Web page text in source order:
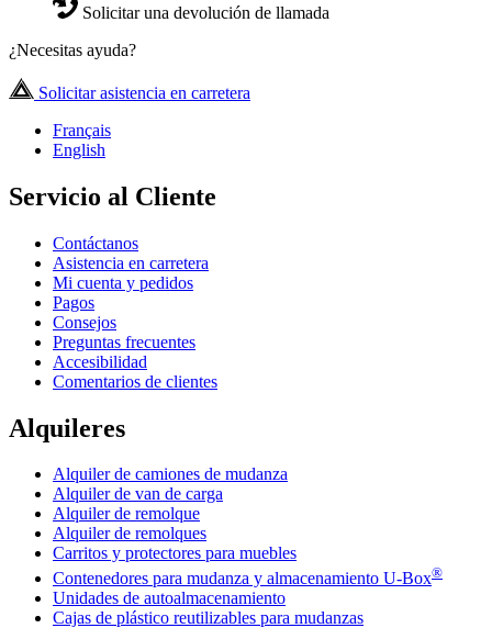
Solicitar una devolución de llamada
¿Necesitas ayuda?
Solicitar asistencia en carretera
Français
English
Servicio al Cliente
Contáctanos
Asistencia en carretera
Mi cuenta y pedidos
Pagos
Consejos
Preguntas frecuentes
Accesibilidad
Comentarios de clientes
Alquileres
Alquiler de camiones de mudanza
Alquiler de van de carga
Alquiler de remolque
Alquiler de remolques
Carritos y protectores para muebles
Contenedores para mudanza y almacenamiento U-Box®
Unidades de autoalmacenamiento
Cajas de plástico reutilizables para mudanzas